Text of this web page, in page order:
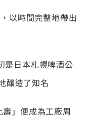
以時間完整地帶出
日本札幌啤酒公
釀造了知名
」便成為工廠周